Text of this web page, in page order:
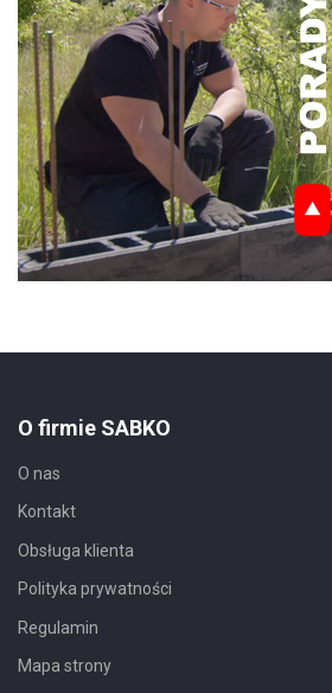
O firmie SABKO
O nas
Kontakt
Obsługa klienta
Polityka prywatności
Regulamin
Mapa strony